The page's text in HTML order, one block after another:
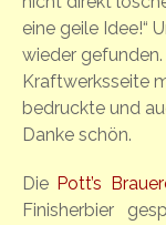
eine geile Idee!“
wieder
Kraftwerksseite
bedruckte und
Danke schön.
Die Pott’s
Finisherbier